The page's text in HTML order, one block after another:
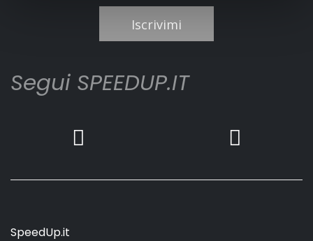
Iscrivimi
Segui SPEEDUP.IT
SpeedUp.it